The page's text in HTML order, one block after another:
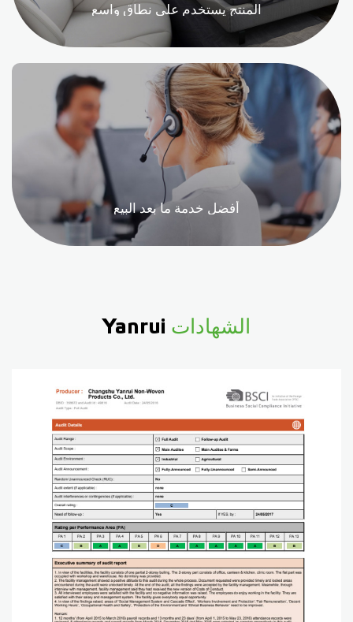
المنتج يستخدم على نطاق واسع
أفضل خدمة ما بعد البيع
Yanrui الشهادات